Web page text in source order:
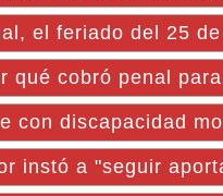
el feriado del 25
qué cobró penal
con discapacidad
instó a "seguir